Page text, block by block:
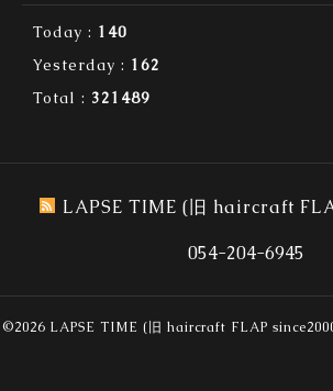
Today : 140
Yesterday : 162
Total : 321489
LAPSE TIME (旧 haircraft
054-204-6945
©2026 LAPSE TIME (旧 haircraft FLAP